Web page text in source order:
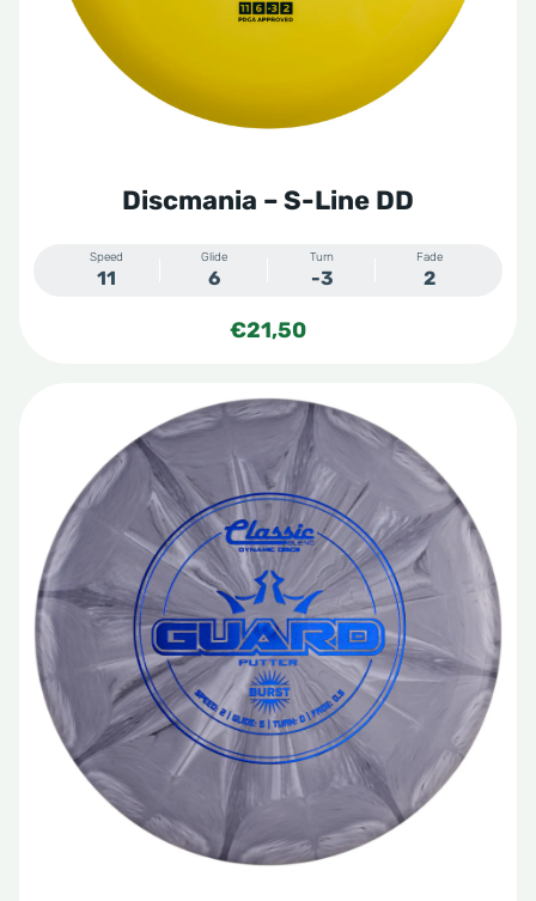
Lucid Glimmer
Lucid Ice
Lucid Ice Glimmer
Lucid Moonshine Orbit
Prime
Discmania – S-Line DD
Speed
11
Glide
6
Turn
-3
Fade
2
€21,50